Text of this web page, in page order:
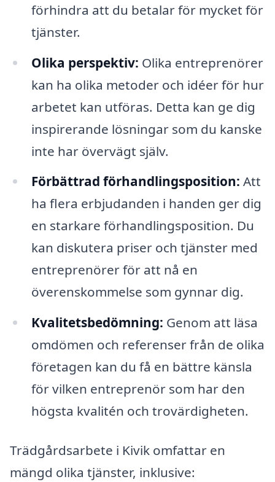
förhindra att du betalar för mycket för
tjänster.
Olika perspektiv: Olika entreprenörer
kan ha olika metoder och idéer för hur
arbetet kan utföras. Detta kan ge dig
inspirerande lösningar som du kanske
inte har övervägt själv.
Förbättrad förhandlingsposition: Att
ha flera erbjudanden i handen ger dig
en starkare förhandlingsposition. Du
kan diskutera priser och tjänster med
entreprenörer för att nå en
överenskommelse som gynnar dig.
Kvalitetsbedömning: Genom att läsa
omdömen och referenser från de olika
företagen kan du få en bättre känsla
för vilken entreprenör som har den
högsta kvalitén och trovärdigheten.
Trädgårdsarbete i Kivik omfattar en
mängd olika tjänster, inklusive: